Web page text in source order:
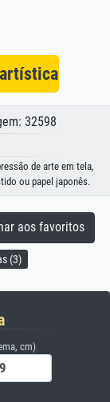
32598
de arte em tela,
ou papel japonês.
aos favoritos
(3)
cm)